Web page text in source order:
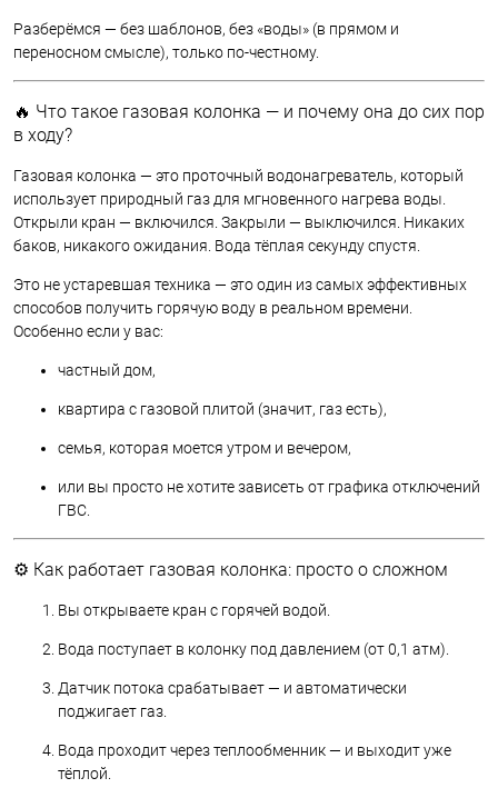
Разберёмся — без шаблонов, без «воды» (в прямом и
переносном смысле), только по-честному.
🔥 Что такое газовая колонка — и почему она до сих пор
в ходу?
Газовая колонка — это проточный водонагреватель, который
использует природный газ для мгновенного нагрева воды.
Открыли кран — включился. Закрыли — выключился. Никаких
баков, никакого ожидания. Вода тёплая секунду спустя.
Это не устаревшая техника — это один из самых эффективных
способов получить горячую воду в реальном времени.
Особенно если у вас:
частный дом,
квартира с газовой плитой (значит, газ есть),
семья, которая моется утром и вечером,
или вы просто не хотите зависеть от графика отключений
ГВС.
⚙️ Как работает газовая колонка: просто о сложном
Вы открываете кран с горячей водой.
Вода поступает в колонку под давлением (от 0,1 атм).
Датчик потока срабатывает — и автоматически
поджигает газ.
Вода проходит через теплообменник — и выходит уже
тёплой.